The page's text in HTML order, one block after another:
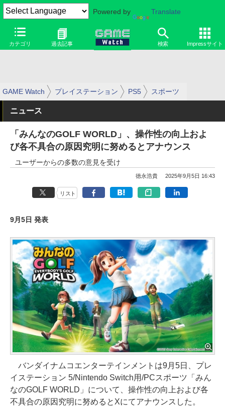
Powered by Translate
カテゴリ 過去記事 検索 Impressサイト
GAME Watch プレイステーション PS5 スポーツ
ニュース
「みんなのGOLF WORLD」、操作性の向上およ
び各不具合の原因究明に努めるとアナウンス
ユーザーからの多数の意見を受け
徳永浩貴 2025年9月5日 16:43
リスト
9月5日 発表
バンダイナムコエンターテインメントは9月5日、プレ
イステーション 5/Nintendo Switch用/PCスポーツ「みん
なのGOLF WORLD」について、操作性の向上および各
不具合の原因究明に努めるとXにてアナウンスした。